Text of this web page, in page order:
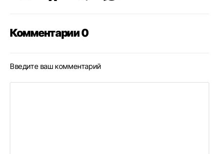
Комментарии 0
Введите ваш комментарий